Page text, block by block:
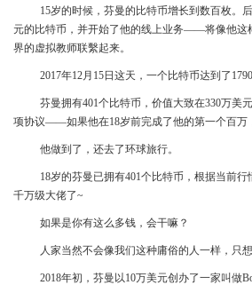
15岁的时候，芬曼的比特币增长到数百枚。
元的比特币，并开始了他的线上业务——将像他这
界的虚拟教师联繫起来。
2017年12月15日这天，一个比特币达到了
芬曼拥有401个比特币，价值大致在330万美
项协议——如果他在18岁前完成了他的第一个百万
他做到了，还去了环球旅行。
18岁的芬曼已拥有401个比特币，根据当前
千万级大佬了~
如果是你有这么多钱，会干嘛？
人家当然不会像我们这种庸俗的人一样，只
2018年初，芬曼以10万美元创办了一家叫做